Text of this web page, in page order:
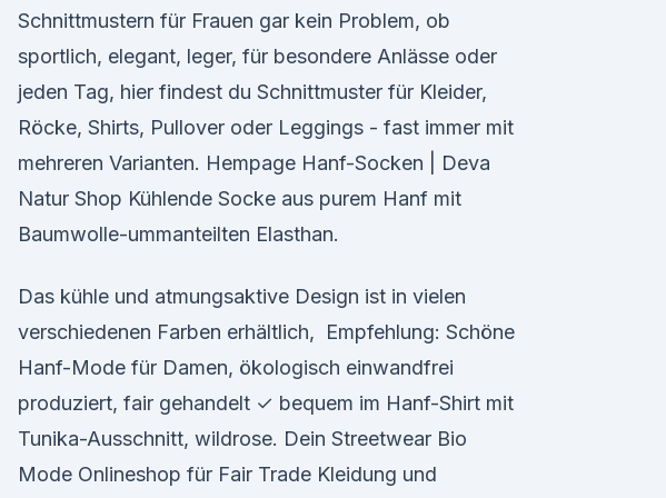
Schnittmustern für Frauen gar kein Problem, ob
sportlich, elegant, leger, für besondere Anlässe oder
jeden Tag, hier findest du Schnittmuster für Kleider,
Röcke, Shirts, Pullover oder Leggings - fast immer mit
mehreren Varianten. Hempage Hanf-Socken | Deva
Natur Shop Kühlende Socke aus purem Hanf mit
Baumwolle-ummanteilten Elasthan.
Das kühle und atmungsaktive Design ist in vielen
verschiedenen Farben erhältlich, Empfehlung: Schöne
Hanf-Mode für Damen, ökologisch einwandfrei
produziert, fair gehandelt ✓ bequem im Hanf-Shirt mit
Tunika-Ausschnitt, wildrose. Dein Streetwear Bio
Mode Onlineshop für Fair Trade Kleidung und